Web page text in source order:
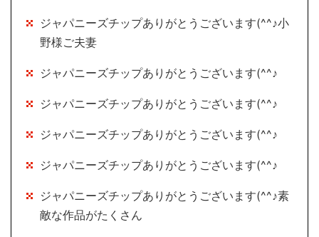
ジャパニーズチップありがとうございます(^^♪小
野様ご夫妻
ジャパニーズチップありがとうございます(^^♪
ジャパニーズチップありがとうございます(^^♪
ジャパニーズチップありがとうございます(^^♪
ジャパニーズチップありがとうございます(^^♪
ジャパニーズチップありがとうございます(^^♪素
敵な作品がたくさん